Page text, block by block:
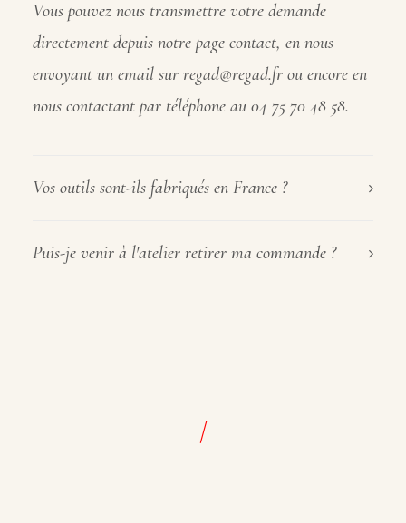
Vous pouvez nous transmettre votre demande
directement depuis notre page contact, en nous
envoyant un email sur regad@regad.fr ou encore en
nous contactant par téléphone au 04 75 70 48 58.
Vos outils sont-ils fabriqués en France ?
Puis-je venir à l'atelier retirer ma commande ?
/